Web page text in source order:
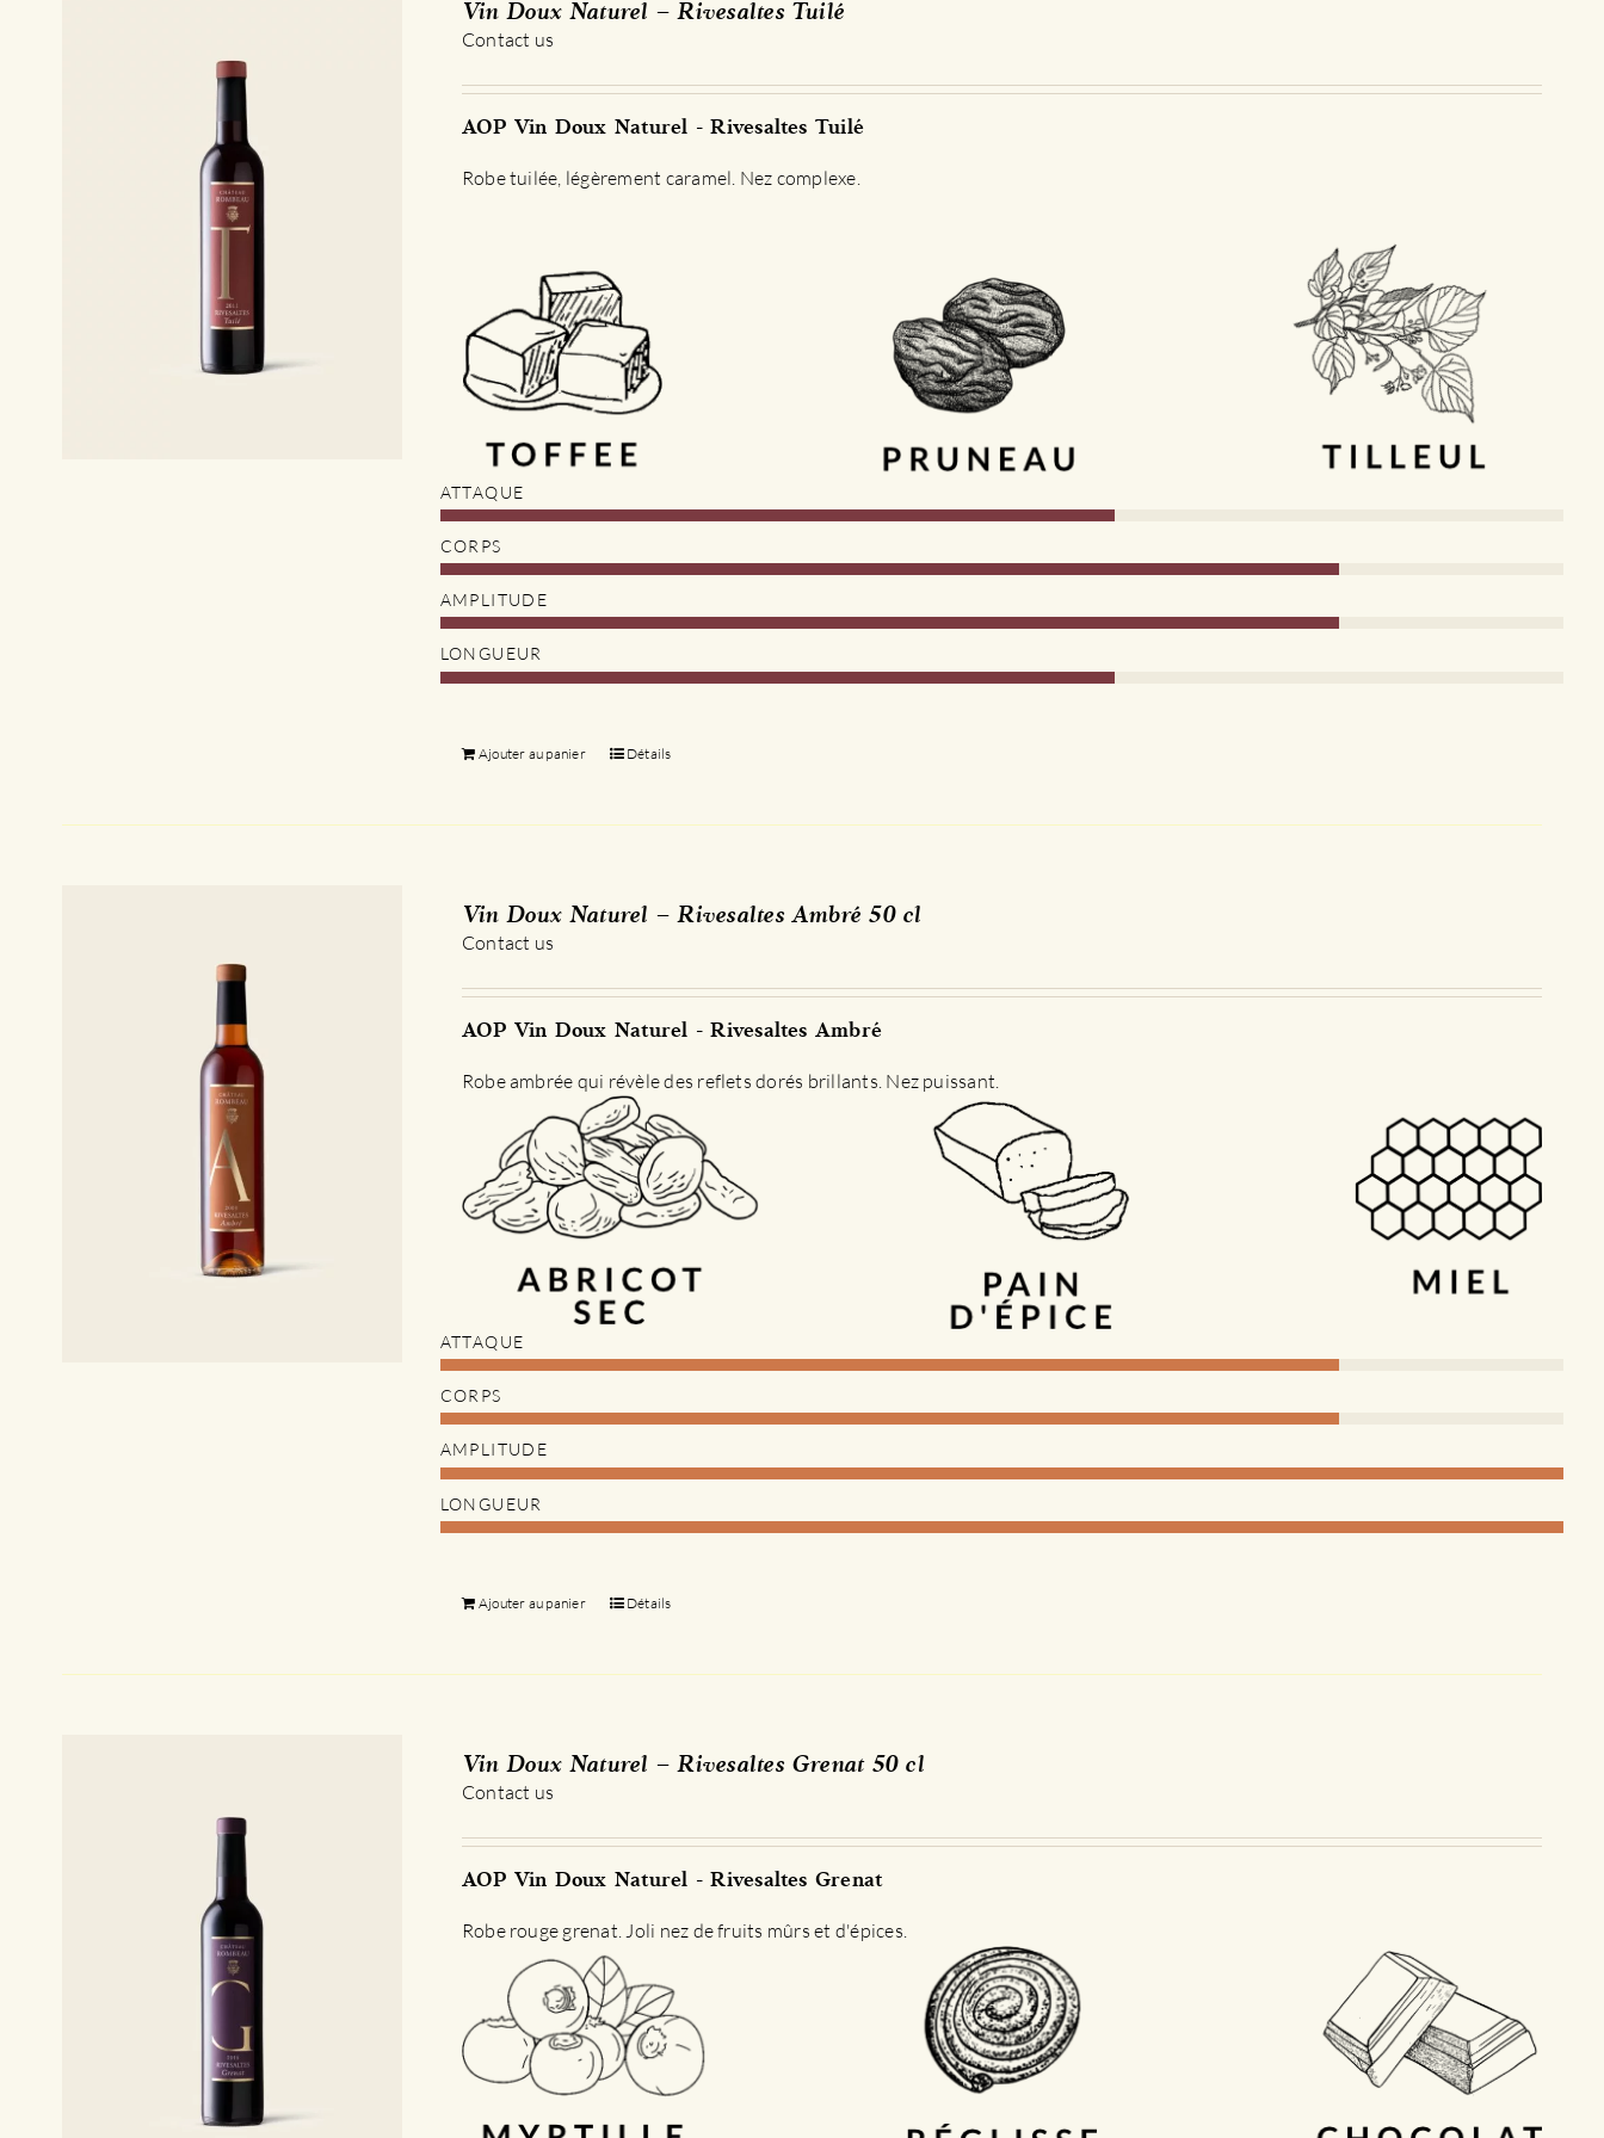
options
être
sur
Vin Doux Naturel – Rivesaltes Tuilé
Contact us
AOP Vin Doux Naturel - Rivesaltes Tuilé
Robe tuilée, légèrement caramel. Nez complexe.
ATTAQUE
CORPS
AMPLITUDE
LONGUEUR
Ajouter au panier Détails
Vin Doux Naturel – Rivesaltes Ambré 50 cl
Contact us
AOP Vin Doux Naturel - Rivesaltes Ambré
Robe ambrée qui révèle des reflets dorés brillants. Nez puissant.
ATTAQUE
CORPS
AMPLITUDE
LONGUEUR
Ajouter au panier Détails
Vin Doux Naturel – Rivesaltes Grenat 50 cl
Contact us
AOP Vin Doux Naturel - Rivesaltes Grenat
Robe rouge grenat. Joli nez de fruits mûrs et d'épices.